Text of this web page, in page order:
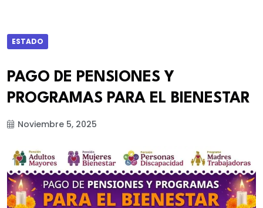
ESTADO
PAGO DE PENSIONES Y
PROGRAMAS PARA EL BIENESTAR
Noviembre 5, 2025